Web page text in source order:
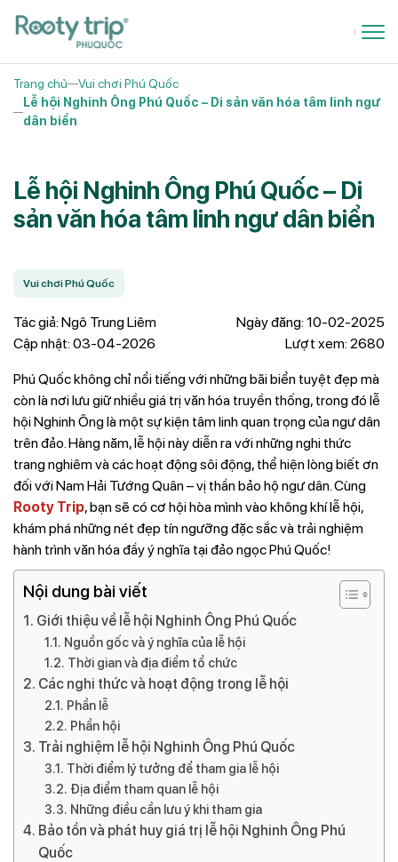
Trang chủ
Vui chơi Phú Quốc
Lễ hội Nghinh Ông Phú Quốc – Di sản văn hóa tâm linh ngư
dân biển
Lễ hội Nghinh Ông Phú Quốc – Di
sản văn hóa tâm linh ngư dân biển
Vui chơi Phú Quốc
Tác giả: Ngô Trung Liêm
Ngày đăng: 10-02-2025
Cập nhật: 03-04-2026
Lượt xem: 2680
Phú Quốc không chỉ nổi tiếng với những bãi biển tuyệt đẹp mà
còn là nơi lưu giữ nhiều giá trị văn hóa truyền thống, trong đó lễ
hội Nghinh Ông là một sự kiện tâm linh quan trọng của ngư dân
trên đảo. Hàng năm, lễ hội này diễn ra với những nghi thức
trang nghiêm và các hoạt động sôi động, thể hiện lòng biết ơn
đối với Nam Hải Tướng Quân – vị thần bảo hộ ngư dân. Cùng
Rooty Trip, bạn sẽ có cơ hội hòa mình vào không khí lễ hội,
khám phá những nét đẹp tín ngưỡng đặc sắc và trải nghiệm
hành trình văn hóa đầy ý nghĩa tại đảo ngọc Phú Quốc!
Nội dung bài viết
Giới thiệu về lễ hội Nghinh Ông Phú Quốc
Nguồn gốc và ý nghĩa của lễ hội
Thời gian và địa điểm tổ chức
Các nghi thức và hoạt động trong lễ hội
Phần lễ
Phần hội
Trải nghiệm lễ hội Nghinh Ông Phú Quốc
Thời điểm lý tưởng để tham gia lễ hội
Địa điểm tham quan lễ hội
Những điều cần lưu ý khi tham gia
Bảo tồn và phát huy giá trị lễ hội Nghinh Ông Phú
Quốc